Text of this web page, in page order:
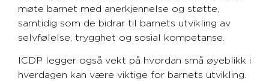
møte barnet med anerkjennelse og støtte,
samtidig som de bidrar til barnets utvikling av
selvfølelse, trygghet og sosial kompetanse.
ICDP legger også vekt på hvordan små øyeblikk i
hverdagen kan være viktige for barnets utvikling.